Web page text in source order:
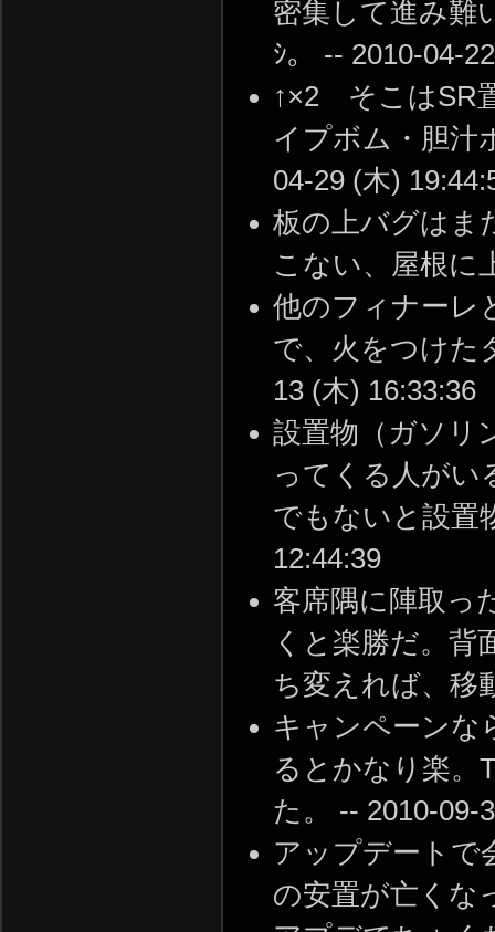
密集して進み難
ｼ。 -- 2010-04-
↑×2 そこはSR
イプボム・胆汁
04-29 (木)
板の上バグはま
こない、屋根に
他のフィナーレ
で、火をつけた
13 (木) 16:33:36
設置物（ガソリ
ってくる人がい
でもないと設置
12:44:39
客席隅に陣取っ
くと楽勝だ。背
ち変えれば、移
キャンペーンな
るとかなり楽。
た。 -- 2010-09-
アップデートで
の安置が亡くな